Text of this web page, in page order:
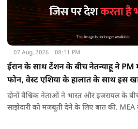
07 Aug, 2026 08:11 PM
ईरान के साथ टेंशन के बीच नेतन्याहू ने PM
फोन, वेस्ट एशिया के हालात के साथ इस
दोनों वैश्विक नेताओं ने भारत और इजरायल के
साझेदारी को मजबूती देने के ल‍िए बात की. MEA